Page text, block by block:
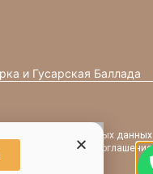
и Гусарская Баллада
персональных данных
Пользовательское соглашение